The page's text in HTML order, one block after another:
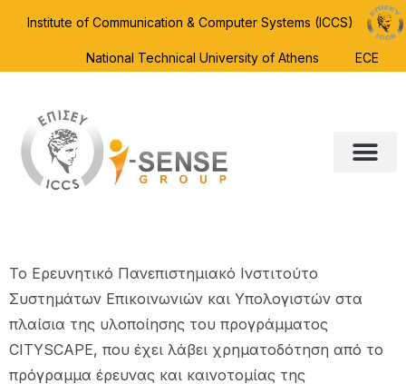
Institute of Communication & Computer Systems (ICCS)
National Technical University of Athens ECE
To Ερευνητικό Πανεπιστημιακό Ινστιτούτο
Συστημάτων Επικοινωνιών και Υπολογιστών στα
πλαίσια της υλοποίησης του προγράμματος
CITYSCAPE, που έχει λάβει χρηματοδότηση από το
πρόγραμμα έρευνας και καινοτομίας της